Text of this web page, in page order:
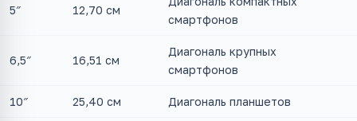
5″ 12,70 см
смартфонов
6,5″ 16,51 см
Диагональ крупных
смартфонов
10″ 25,40 см Диагональ планшетов